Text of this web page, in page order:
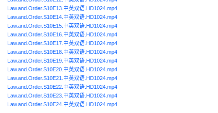
Law.and.Order.S10E13.中英双语.HD1024.mp4
Law.and.Order.S10E14.中英双语.HD1024.mp4
Law.and.Order.S10E15.中英双语.HD1024.mp4
Law.and.Order.S10E16.中英双语.HD1024.mp4
Law.and.Order.S10E17.中英双语.HD1024.mp4
Law.and.Order.S10E18.中英双语.HD1024.mp4
Law.and.Order.S10E19.中英双语.HD1024.mp4
Law.and.Order.S10E20.中英双语.HD1024.mp4
Law.and.Order.S10E21.中英双语.HD1024.mp4
Law.and.Order.S10E22.中英双语.HD1024.mp4
Law.and.Order.S10E23.中英双语.HD1024.mp4
Law.and.Order.S10E24.中英双语.HD1024.mp4